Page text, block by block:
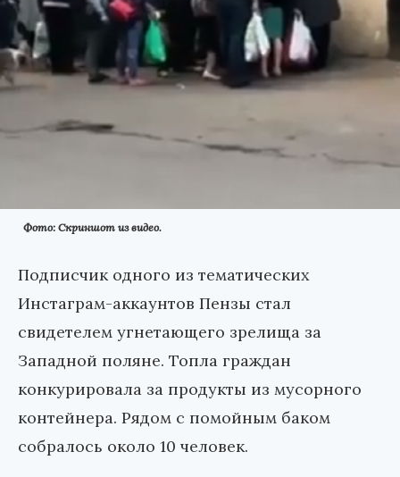
Фото: Скриншот из видео.
Подписчик одного из тематических
Инстаграм-аккаунтов Пензы стал
свидетелем угнетающего зрелища за
Западной поляне. Топла граждан
конкурировала за продукты из мусорного
контейнера. Рядом с помойным баком
собралось около 10 человек.